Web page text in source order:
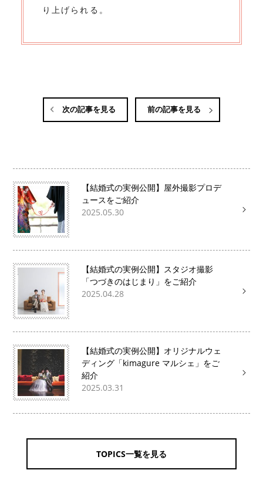
り上げられる。
次の記事を見る 前の記事を見る
【結婚式の実例公開】屋外撮影プロデ
ュースをご紹介
2025.05.30
【結婚式の実例公開】スタジオ撮影
「つづきのはじまり」をご紹介
2025.04.28
【結婚式の実例公開】オリジナルウェ
ディング「kimagure マルシェ」をご
紹介
2025.03.31
TOPICS一覧を見る